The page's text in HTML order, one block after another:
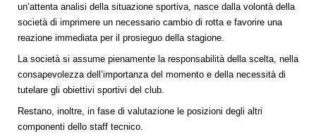
un’attenta analisi della situazione sportiva, nasce dalla volontà della
società di imprimere un necessario cambio di rotta e favorire una
reazione immediata per il prosieguo della stagione.
La società si assume pienamente la responsabilità della scelta, nella
consapevolezza dell’importanza del momento e della necessità di
tutelare gli obiettivi sportivi del club.
Restano, inoltre, in fase di valutazione le posizioni degli altri
componenti dello staff tecnico.